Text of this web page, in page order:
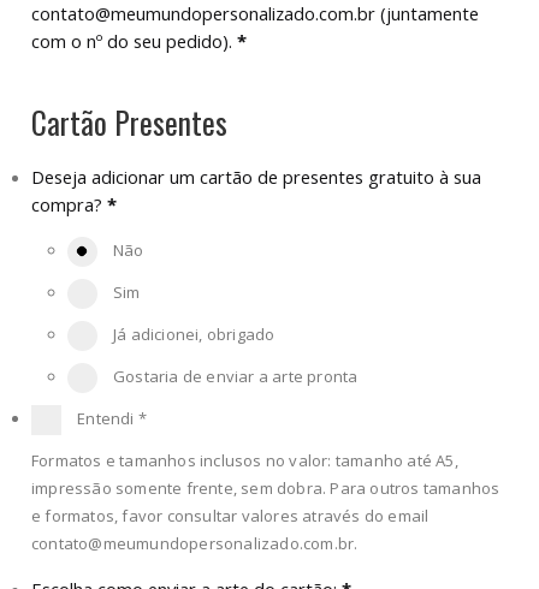
contato@meumundopersonalizado.com.br (juntamente
com o nº do seu pedido). *
Cartão Presentes
Deseja adicionar um cartão de presentes gratuito à sua
compra? *
Não
Sim
Já adicionei, obrigado
Gostaria de enviar a arte pronta
Entendi *
Formatos e tamanhos inclusos no valor: tamanho até A5,
impressão somente frente, sem dobra. Para outros tamanhos
e formatos, favor consultar valores através do email
contato@meumundopersonalizado.com.br.